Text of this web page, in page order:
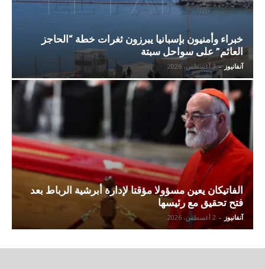
خبراء وأمنيون بإسبانيا يبرزون ثغرات خطة “الحاجز
العائم” على سواحل سبتة
آنفانيوز - 3 أغسطس، 2026
الفاتيكان يعين مسؤولا مؤقتا لإدارة أبرشية الرباط بعد
فتح تحقيق مع رئيسها
آنفانيوز - 2 أغسطس، 2026